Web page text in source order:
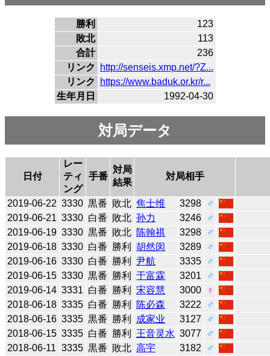
勝利
123
敗北
113
合計
236
リンク
http://senseis.xmp.net/?Z...
リンク
https://www.baduk.or.kr/r...
生年月日
1992-04-30
対局データ
日付
レー
ティ
ング
手番
対局
結果
対局相手
2019-06-22 3330 黒番 敗北 焦士维 3298
♂
2019-06-21 3330 白番 敗北 孙力 3246
♂
2019-06-19 3330 黒番 敗北 陈翰祺 3298
♂
2019-06-18 3330 白番 勝利 胡然闵 3289
♂
2019-06-16 3330 白番 勝利 尹航 3335
♂
2019-06-15 3330 黒番 勝利 于富霖 3201
♂
2019-06-14 3331 白番 勝利 宋容慧 3000
♀
2018-06-18 3335 白番 勝利 陈必森 3222
♂
2018-06-16 3335 黒番 勝利 成家业 3127
♂
2018-06-15 3335 白番 勝利 王音灵水 3077
♂
2018-06-11 3335 黒番 敗北 高宇 3182
♂